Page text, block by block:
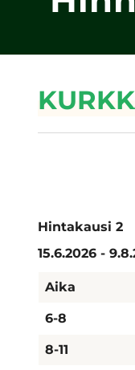
Hintakausi 2
15.6.2026 -
Aika
6-8
8-11